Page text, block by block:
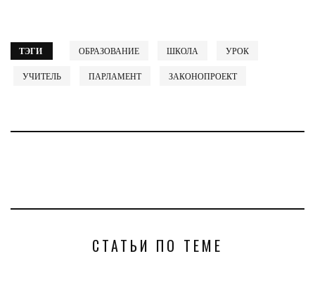
ТЭГИ ОБРАЗОВАНИЕ ШКОЛА УРОК
УЧИТЕЛЬ ПАРЛАМЕНТ ЗАКОНОПРОЕКТ
СТАТЬИ ПО ТЕМЕ